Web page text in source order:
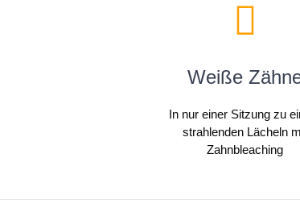
Weiße
In nur einer Sitzung zu
strahlenden Lächeln
Zahnbleaching